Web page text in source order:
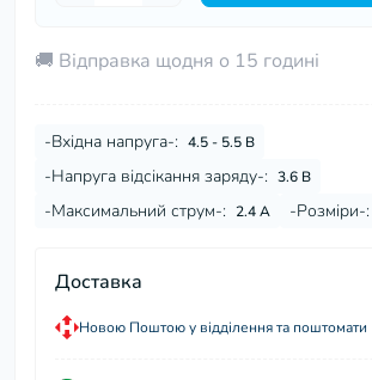
🚚 Відправка щодня о 15 годині
-Вхідна напруга-: 4.5 - 5.5 В
-Напруга відсікання заряду-: 3.6 В
-Максимальний струм-: 2.4 А -Розміри-:
Доставка
Новою Поштою у відділення та поштомати